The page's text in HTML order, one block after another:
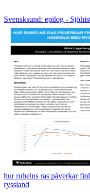
Svensksund: epilog -
hur rubelns ras påverkar
ryssland